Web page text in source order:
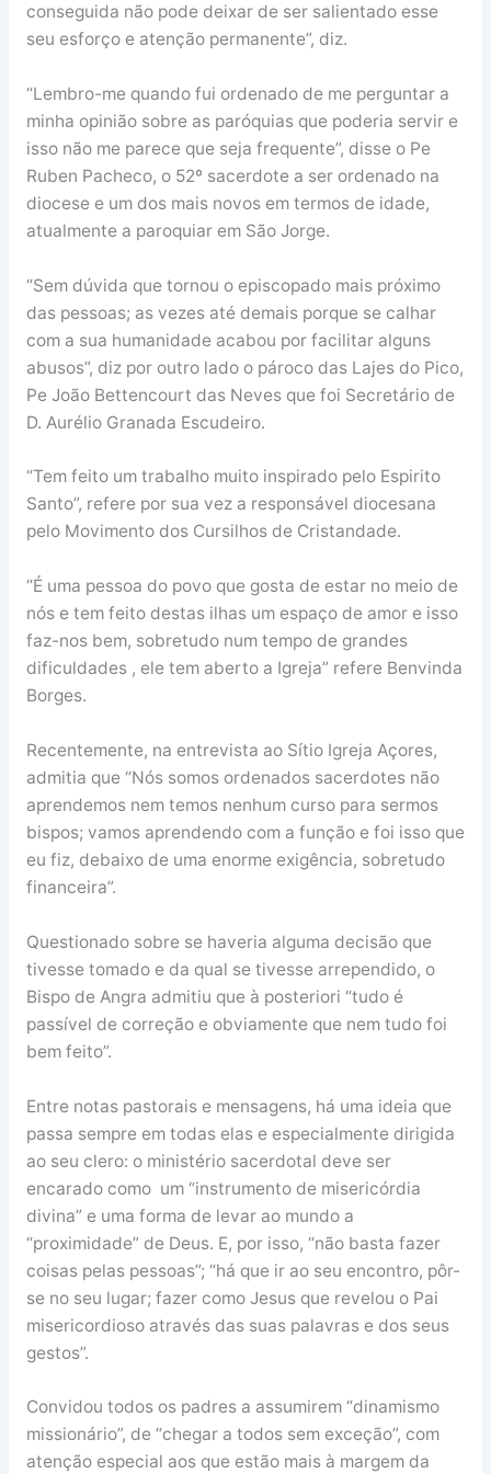
conseguida não pode deixar de ser salientado esse
seu esforço e atenção permanente”, diz.
“Lembro-me quando fui ordenado de me perguntar a
minha opinião sobre as paróquias que poderia servir e
isso não me parece que seja frequente”, disse o Pe
Ruben Pacheco, o 52º sacerdote a ser ordenado na
diocese e um dos mais novos em termos de idade,
atualmente a paroquiar em São Jorge.
“Sem dúvida que tornou o episcopado mais próximo
das pessoas; as vezes até demais porque se calhar
com a sua humanidade acabou por facilitar alguns
abusos”, diz por outro lado o pároco das Lajes do Pico,
Pe João Bettencourt das Neves que foi Secretário de
D. Aurélio Granada Escudeiro.
“Tem feito um trabalho muito inspirado pelo Espirito
Santo”, refere por sua vez a responsável diocesana
pelo Movimento dos Cursilhos de Cristandade.
“É uma pessoa do povo que gosta de estar no meio de
nós e tem feito destas ilhas um espaço de amor e isso
faz-nos bem, sobretudo num tempo de grandes
dificuldades , ele tem aberto a Igreja” refere Benvinda
Borges.
Recentemente, na entrevista ao Sítio Igreja Açores,
admitia que “Nós somos ordenados sacerdotes não
aprendemos nem temos nenhum curso para sermos
bispos; vamos aprendendo com a função e foi isso que
eu fiz, debaixo de uma enorme exigência, sobretudo
financeira”.
Questionado sobre se haveria alguma decisão que
tivesse tomado e da qual se tivesse arrependido, o
Bispo de Angra admitiu que à posteriori “tudo é
passível de correção e obviamente que nem tudo foi
bem feito”.
Entre notas pastorais e mensagens, há uma ideia que
passa sempre em todas elas e especialmente dirigida
ao seu clero: o ministério sacerdotal deve ser
encarado como um “instrumento de misericórdia
divina” e uma forma de levar ao mundo a
“proximidade” de Deus. E, por isso, “não basta fazer
coisas pelas pessoas”; “há que ir ao seu encontro, pôr-
se no seu lugar; fazer como Jesus que revelou o Pai
misericordioso através das suas palavras e dos seus
gestos”.
Convidou todos os padres a assumirem “dinamismo
missionário”, de “chegar a todos sem exceção”, com
atenção especial aos que estão mais à margem da